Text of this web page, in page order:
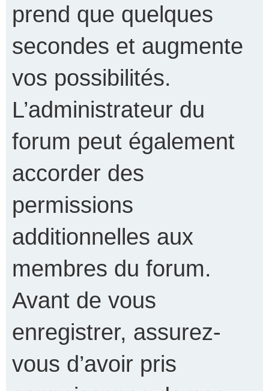
prend que quelques
secondes et augmente
vos possibilités.
L’administrateur du
forum peut également
accorder des
permissions
additionnelles aux
membres du forum.
Avant de vous
enregistrer, assurez-
vous d’avoir pris